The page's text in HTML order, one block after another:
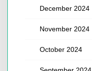
December 2024
November 2024
October 2024